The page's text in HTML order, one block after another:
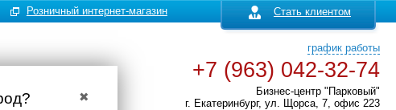
Стать клиентом
Розничный интернет-магазин
✖
график работы
+7 (963) 042-32-74
Бизнес-центр "Парковый"
г. Екатеринбург, ул. Щорса, 7, офис 223